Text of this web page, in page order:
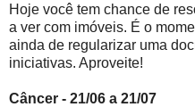
Hoje você tem chance de
a ver com imóveis. É o
ainda de regularizar uma
iniciativas. Aproveite!
Câncer - 21/06 a 21/07